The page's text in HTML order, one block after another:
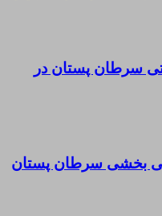
سرطان پستان در
بخشی سرطان پستان